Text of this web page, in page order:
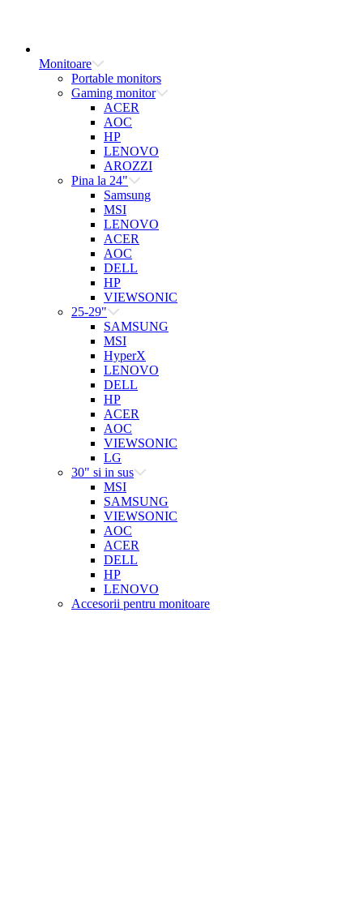
Monitoare
Portable monitors
Gaming monitor
ACER
AOC
HP
LENOVO
AROZZI
Pina la 24"
Samsung
MSI
LENOVO
ACER
AOC
DELL
HP
VIEWSONIC
25-29"
SAMSUNG
MSI
HyperX
LENOVO
DELL
HP
ACER
AOC
VIEWSONIC
LG
30" si in sus
MSI
SAMSUNG
VIEWSONIC
AOC
ACER
DELL
HP
LENOVO
Accesorii pentru monitoare